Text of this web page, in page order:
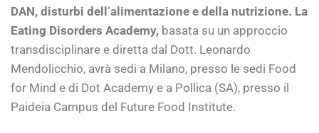
DAN, disturbi dell’alimentazione e della nutrizione. La
Eating Disorders Academy, basata su un approccio
transdisciplinare e diretta dal Dott. Leonardo
Mendolicchio, avrà sedi a Milano, presso le sedi Food
for Mind e di Dot Academy e a Pollica (SA), presso il
Paideia Campus del Future Food Institute.